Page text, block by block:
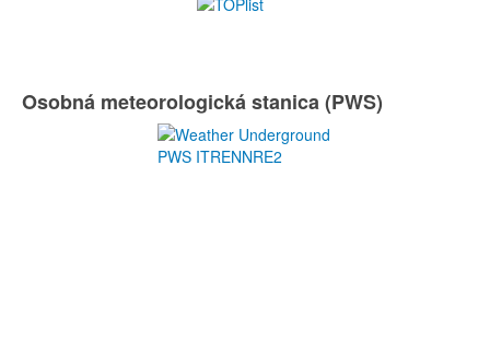
Osobná meteorologická stanica (PWS)